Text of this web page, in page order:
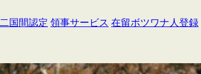
二国間認定 領事サービス 在留ボツワナ人登録